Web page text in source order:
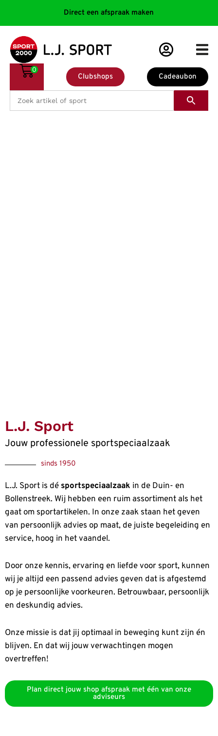
Direct een afspraak maken
Cadeaubon
Clubshops
0
L.J. Sport
Jouw professionele sportspeciaalzaak
sinds 1950
L.J. Sport is dé sportspeciaalzaak in de Duin- en
Bollenstreek. Wij hebben een ruim assortiment als het
gaat om sportartikelen. In onze zaak staan het geven
van persoonlijk advies op maat, de juiste begeleiding en
service, hoog in het vaandel.
Door onze kennis, ervaring en liefde voor sport, kunnen
wij je altijd een passend advies geven dat is afgestemd
op je persoonlijke voorkeuren. Betrouwbaar, persoonlijk
en deskundig advies.
Onze missie is dat jij optimaal in beweging kunt zijn én
blijven. En dat wij jouw verwachtingen mogen
overtreffen!
Plan direct jouw shop afspraak met één van onze
adviseurs